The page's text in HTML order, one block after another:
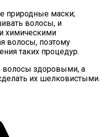
природные маски;
волосы, и
химическими
волосы, поэтому
таких процедур.
волосы здоровыми, а
их шелковистыми.